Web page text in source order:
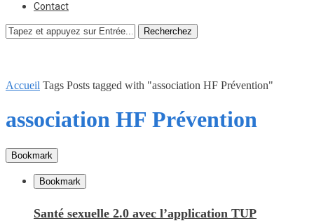
Contact
Recherchez
Accueil Tags Posts tagged with "association HF Prévention"
association HF Prévention
Bookmark
Bookmark
Santé sexuelle 2.0 avec l’application TUP